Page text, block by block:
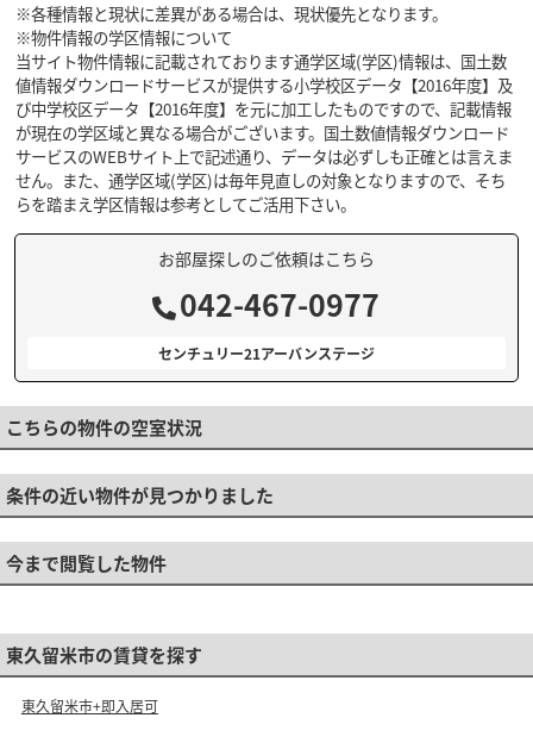
※各種情報と現状に差異がある場合は、現状優先となります。
※物件情報の学区情報について
当サイト物件情報に記載されております通学区域(学区)情報は、国土数
値情報ダウンロードサービスが提供する小学校区データ【2016年度】及
び中学校区データ【2016年度】を元に加工したものですので、記載情報
が現在の学区域と異なる場合がございます。国土数値情報ダウンロード
サービスのWEBサイト上で記述通り、データは必ずしも正確とは言えま
せん。また、通学区域(学区)は毎年見直しの対象となりますので、そち
らを踏まえ学区情報は参考としてご活用下さい。
お部屋探しのご依頼はこちら
042-467-0977
センチュリー21アーバンステージ
こちらの物件の空室状況
条件の近い物件が見つかりました
今まで閲覧した物件
東久留米市の賃貸を探す
東久留米市+即入居可